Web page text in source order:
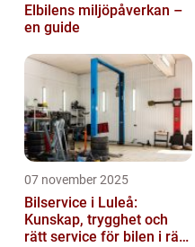
Elbilens miljöpåverkan –
en guide
07 november 2025
Bilservice i Luleå:
Kunskap, trygghet och
rätt service för bilen i rätt